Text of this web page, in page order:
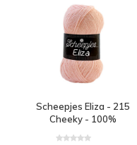
Scheepjes Eliza - 215
Cheeky - 100%